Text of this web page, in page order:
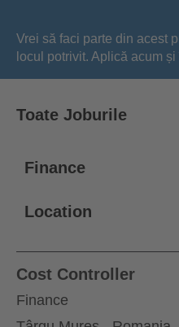
Vrei să faci parte din acest
locul potrivit. Aplică acum
Toate Joburile
Location
Cost Controller
Finance